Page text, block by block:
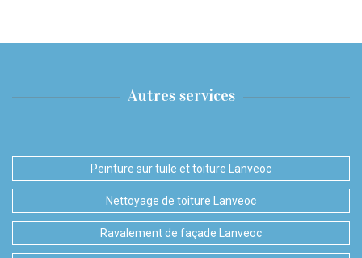
Autres services
Peinture sur tuile et toiture Lanveoc
Nettoyage de toiture Lanveoc
Ravalement de façade Lanveoc